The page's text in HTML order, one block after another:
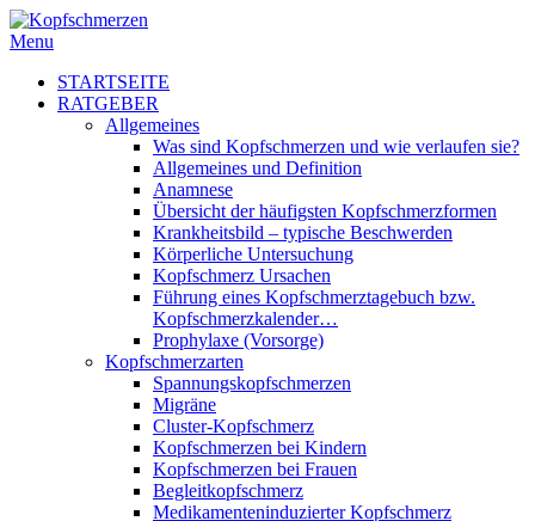
Menu
STARTSEITE
RATGEBER
Allgemeines
Was sind Kopfschmerzen und wie verlaufen sie?
Allgemeines und Definition
Anamnese
Übersicht der häufigsten Kopfschmerzformen
Krankheitsbild – typische Beschwerden
Körperliche Untersuchung
Kopfschmerz Ursachen
Führung eines Kopfschmerztagebuch bzw.
Kopfschmerzkalender…
Prophylaxe (Vorsorge)
Kopfschmerzarten
Spannungskopfschmerzen
Migräne
Cluster-Kopfschmerz
Kopfschmerzen bei Kindern
Kopfschmerzen bei Frauen
Begleitkopfschmerz
Medikamenteninduzierter Kopfschmerz